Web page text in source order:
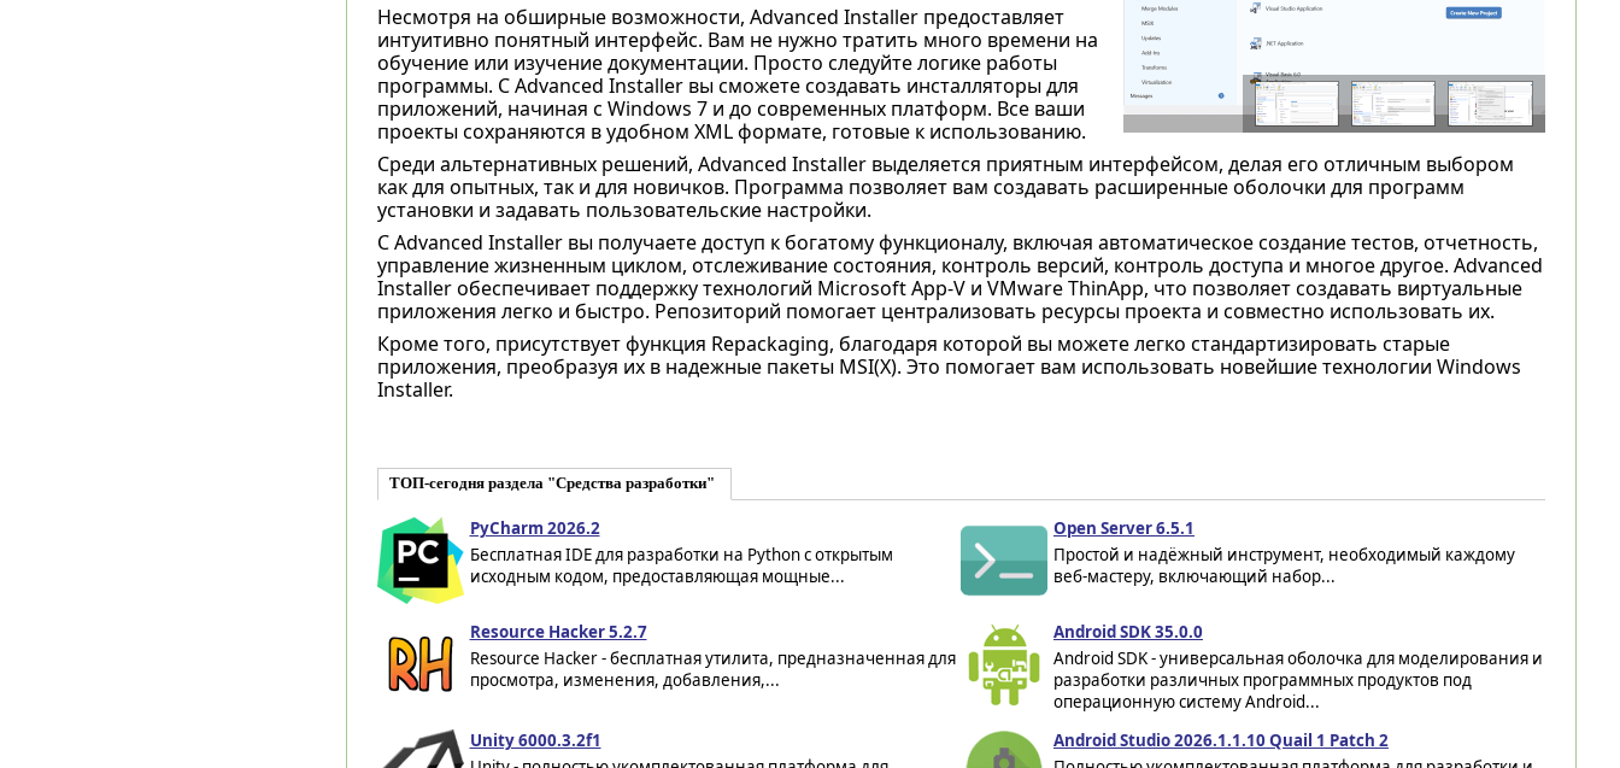
Несмотря на обширные возможности, Advanced Installer предоставляет
интуитивно понятный интерфейс. Вам не нужно тратить много времени на
обучение или изучение документации. Просто следуйте логике работы
программы. С Advanced Installer вы сможете создавать инсталляторы для
приложений, начиная с Windows 7 и до современных платформ. Все ваши
проекты сохраняются в удобном XML формате, готовые к использованию.
Среди альтернативных решений, Advanced Installer выделяется приятным интерфейсом, делая его отличным выбором
как для опытных, так и для новичков. Программа позволяет вам создавать расширенные оболочки для программ
установки и задавать пользовательские настройки.
С Advanced Installer вы получаете доступ к богатому функционалу, включая автоматическое создание тестов, отчетность,
управление жизненным циклом, отслеживание состояния, контроль версий, контроль доступа и многое другое. Advanced
Installer обеспечивает поддержку технологий Microsoft App-V и VMware ThinApp, что позволяет создавать виртуальные
приложения легко и быстро. Репозиторий помогает централизовать ресурсы проекта и совместно использовать их.
Кроме того, присутствует функция Repackaging, благодаря которой вы можете легко стандартизировать старые
приложения, преобразуя их в надежные пакеты MSI(X). Это помогает вам использовать новейшие технологии Windows
Installer.
ТОП-сегодня раздела "Средства разработки"
PyCharm 2026.2
Бесплатная IDE для разработки на Python с открытым
исходным кодом, предоставляющая мощные...
Open Server 6.5.1
Простой и надёжный инструмент, необходимый каждому
веб-мастеру, включающий набор...
Resource Hacker 5.2.7
Resource Hacker - бесплатная утилита, предназначенная для
просмотра, изменения, добавления,...
Android SDK 35.0.0
Android SDK - универсальная оболочка для моделирования и
разработки различных программных продуктов под
операционную систему Android...
Unity 6000.3.2f1
Android Studio 2026.1.1.10 Quail 1 Patch 2